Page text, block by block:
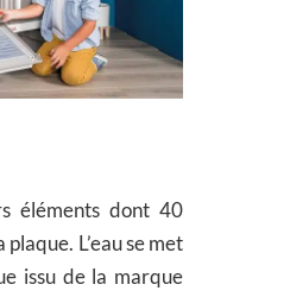
éléments dont 40
L’eau se met
issu de la marque